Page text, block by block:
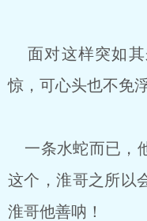
面对这样突如其
惊，可心头也不免
一条水蛇而已，
这个，淮哥之所以
淮哥他善呐！